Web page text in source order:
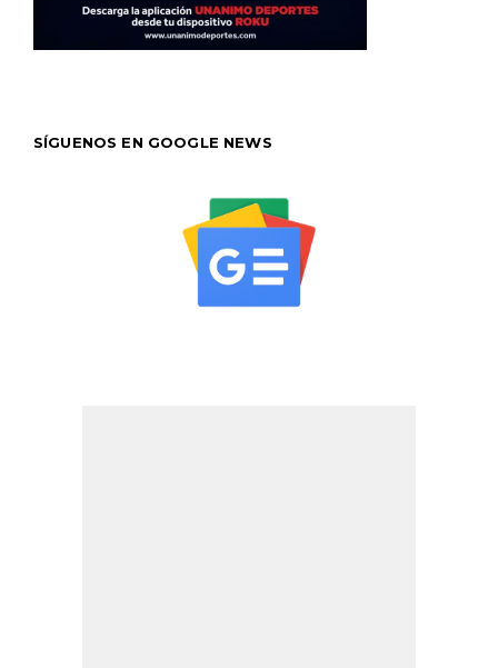
SÍGUENOS EN GOOGLE NEWS